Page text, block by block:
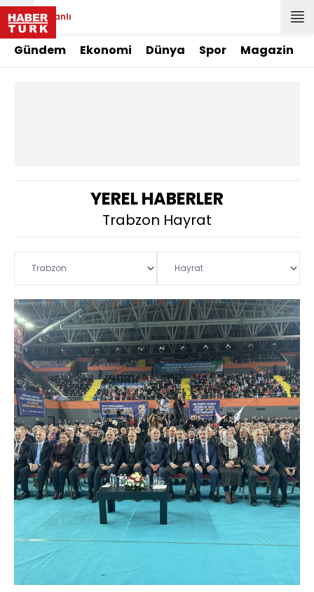
Canlı
Gündem Ekonomi Dünya Spor Magazin
YEREL HABERLER
Trabzon Hayrat